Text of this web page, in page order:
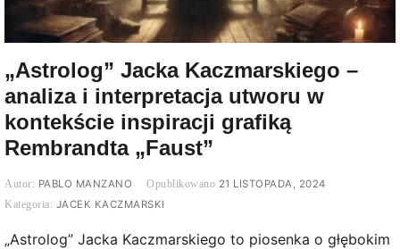
„Astrolog” Jacka Kaczmarskiego –
analiza i interpretacja utworu w
kontekście inspiracji grafiką
Rembrandta „Faust”
PABLO MANZANO
21 LISTOPADA, 2024
JACEK KACZMARSKI
„Astrolog” Jacka Kaczmarskiego to piosenka o głębokim